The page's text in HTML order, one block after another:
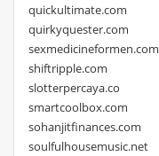
quickultimate.com
quirkyquester.com
sexmedicineformen.com
shiftripple.com
slotterpercaya.co
smartcoolbox.com
sohanjitfinances.com
soulfulhousemusic.net